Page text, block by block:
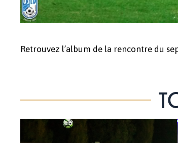
Retrouvez l’album de la rencontre du